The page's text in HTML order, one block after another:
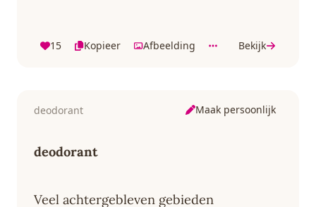
15 Kopieer Afbeelding Bekijk
deodorant Maak persoonlijk
deodorant
Veel achtergebleven gebieden